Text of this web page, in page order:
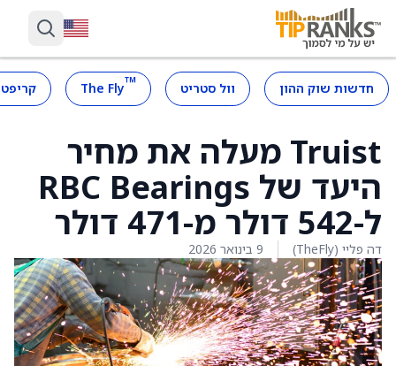
חדשות שוק ההון וול סטריט ™
The Fly
Truist מעלה את מחיר
היעד של RBC Bearings
ל-542 דולר מ-471 דולר
דה פליי (TheFly) 9 בינואר 2026